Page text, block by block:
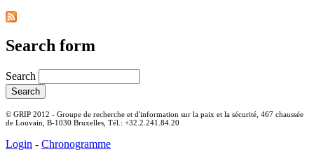
Search form
Search
© GRIP 2012 - Groupe de recherche et d'information sur la paix et la sécurité, 467 chaussée
de Louvain, B-1030 Bruxelles, Tél.: +32.2.241.84.20
Login - Chronogramme